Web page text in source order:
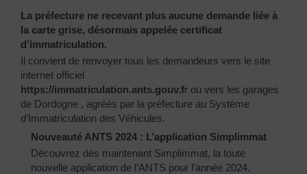
La préfecture ne recevant plus aucune demande liée à
la carte grise, désormais appelée certificat
d’immatriculation.
Il convient de renvoyer tous les demandeurs vers le site
internet officiel
https://immatriculation.ants.gouv.fr ou vers les garages
de Dordogne , agréés par la préfecture au Système
d’Immatriculation des Véhicules.
Nouveauté ANTS 2024 : L’application Simplimmat
Découvrez dès maintenant Simplimmat, la toute
nouvelle application de l’ANTS pour l’année 2024.